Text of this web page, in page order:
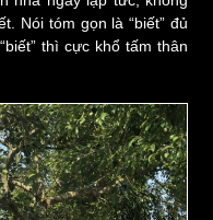
Nói tóm gọn là “biết” đủ
thì cực khổ tấm thân